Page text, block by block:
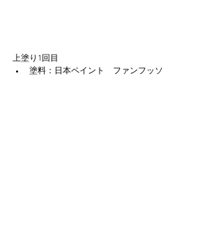
上塗り1回目
塗料：日本ペイント　ファンフッソ